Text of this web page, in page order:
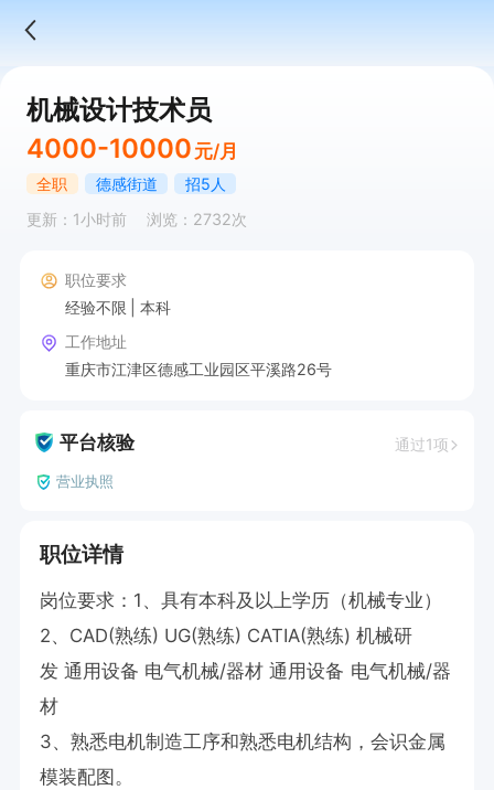
机械设计技术员
4000-10000 元/月
全职 德感街道
招5人
更新：1小时前
浏览：2732次
职位要求
经验不限
本科
工作地址
重庆市江津区德感工业园区平溪路26号
平台核验 通过1项
营业执照
职位详情
岗位要求：1、具有本科及以上学历（机械专业）
2、CAD(熟练) UG(熟练) CATIA(熟练) 机械研
发 通用设备 电气机械/器材 通用设备 电气机械/器
材
3、熟悉电机制造工序和熟悉电机结构，会识金属
模装配图。